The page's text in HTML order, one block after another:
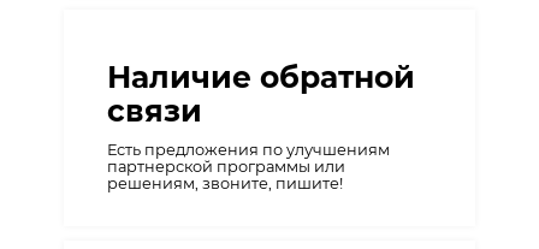
очень крупных обновлений с
серьезными улучшениями решений.
Наличие обратной
связи
Есть предложения по улучшениям
партнерской программы или
решениям, звоните, пишите!